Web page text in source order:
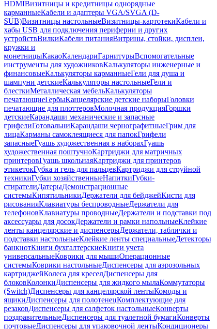
HDMIВизитницы и кредитницы однорядные
карманныеКабели и адаптеры VGA/SVGA (D-
SUB)Визитницы настольныеВизитницы-картотекиКабели и
хабы USB для подключения периферии и других
устройствВилкиКабели питанияВитрины, стойки, дисплеи,
кружки и
монетницыКакаоКалендариГарнитурыВспомогательные
инструменты для художниковКалькуляторы инженерные и
финансовыеКалькуляторы карманныеГели для душа и
шампуни детскиеКалькуляторы настольныеГели и
блесткиМеталлическая мебельКалькуляторы
печатающиеГербыКанцелярские детские наборыГоловки
печатающие для плоттеровМолочная продукцияГоршки
детскиеКарандаши механические и запасные
грифелиГотовальниКарандаши чернографитныеГрим для
лицаКарманы самоклеящиеся для папокГрифели
запасныеГуашь художественная в наборахГуашь
художественная поштучноКартриджи для матричных
принтеровГуашь школьнаяКартриджи для принтеров
этикетокГубка и гель для пальцевКартриджи для струйной
техникиГубки хозяйственныеНапиткиГубки-
стирателиДатерыДемонстрационные
системыКипятильникиДержатели для бейджейКисти для
рисованияКлавиатуры беспроводныеДержатели для
телефоновКлавиатуры проводныеДержатели и подставки под
аксессуары для досокДержатели и рамки напольныеКлейкие
ленты канцелярские и диспенсерыДержатели, таблички и
подставки настольныеКлейкие ленты специальныеДетекторы
банкнотКниги бухгалтерскиеКниги учета
универсальныеКоврики для мышиОперационные
системыКоврики настольныеДиспенсеры для аэрозольных
картриджейКолеса для креселДиспенсеры для
блоковКолонкиДиспенсеры для жидкого мылаКоммутаторы
(Switch)Диспенсеры для канцелярской лентыКомоды и
ящикиДиспенсеры для полотенецКомплектующие для
резаковДиспенсеры для салфеток настольныеКонверты
поздравительныеДиспенсеры для туалетной бумагиКонверты
почтовыеДиспенсеры для упаковочной лентыКондиционеры